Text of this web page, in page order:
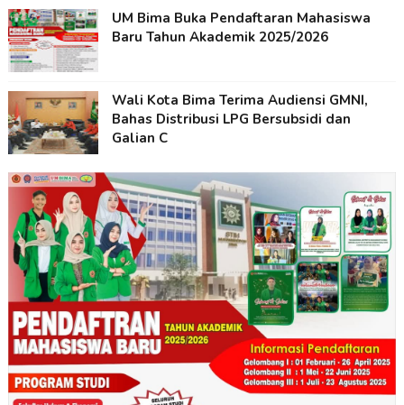
UM Bima Buka Pendaftaran Mahasiswa
Baru Tahun Akademik 2025/2026
Wali Kota Bima Terima Audiensi GMNI,
Bahas Distribusi LPG Bersubsidi dan
Galian C